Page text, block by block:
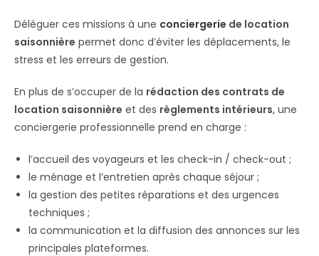
Déléguer ces missions à une conciergerie de location
saisonnière permet donc d’éviter les déplacements, le
stress et les erreurs de gestion.
En plus de s’occuper de la rédaction des contrats de
location saisonnière et des règlements intérieurs, une
conciergerie professionnelle prend en charge :
l’accueil des voyageurs et les check-in / check-out ;
le ménage et l’entretien après chaque séjour ;
la gestion des petites réparations et des urgences
techniques ;
la communication et la diffusion des annonces sur les
principales plateformes.